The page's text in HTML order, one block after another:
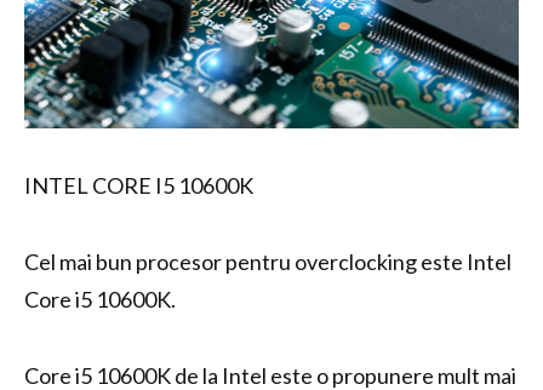
INTEL CORE I5 10600K
Cel mai bun procesor pentru overclocking este Intel
Core i5 10600K.
Core i5 10600K de la Intel este o propunere mult mai